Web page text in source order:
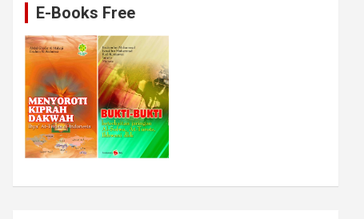
E-Books Free